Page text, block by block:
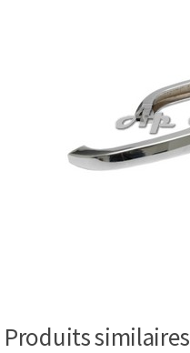
Produits similaires